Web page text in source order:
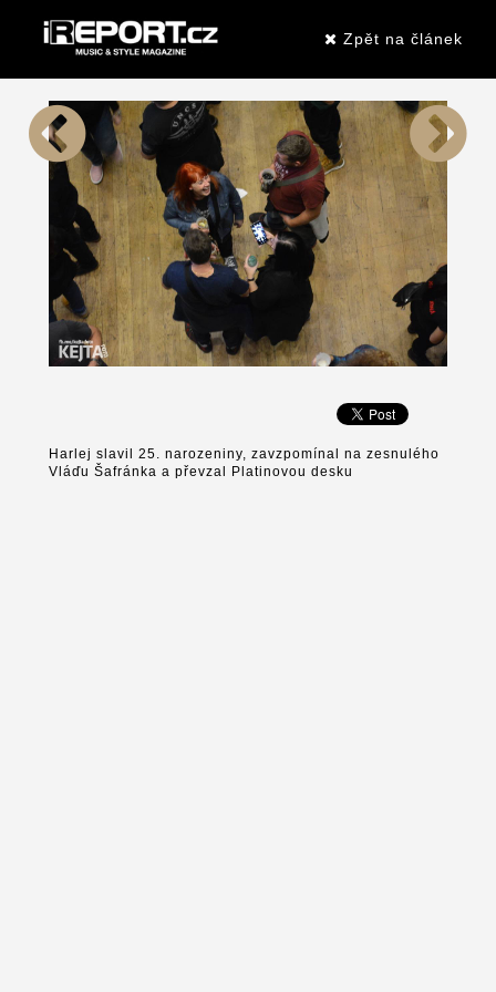
Zpět na článek
Harlej slavil 25. narozeniny, zavzpomínal na zesnulého
Vláďu Šafránka a převzal Platinovou desku